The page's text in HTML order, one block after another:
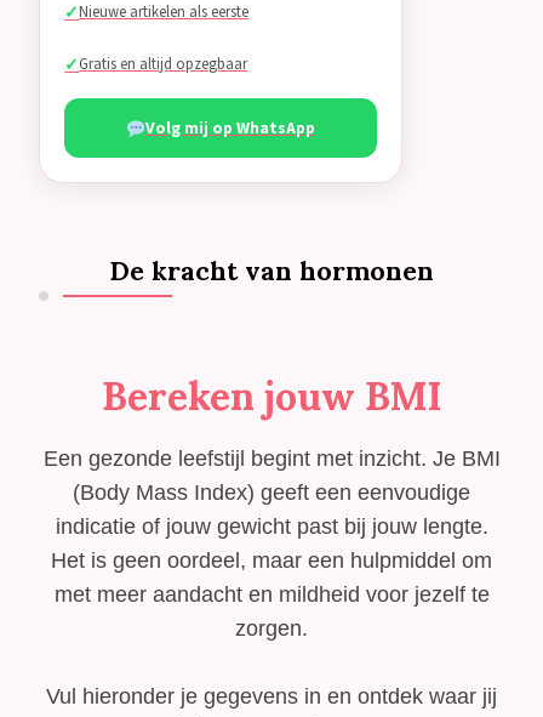
Nieuwe artikelen als eerste
Gratis en altijd opzegbaar
Volg mij op WhatsApp
De kracht van hormonen
Bereken jouw BMI
Een gezonde leefstijl begint met inzicht. Je BMI
(Body Mass Index) geeft een eenvoudige
indicatie of jouw gewicht past bij jouw lengte.
Het is geen oordeel, maar een hulpmiddel om
met meer aandacht en mildheid voor jezelf te
zorgen.
Vul hieronder je gegevens in en ontdek waar jij